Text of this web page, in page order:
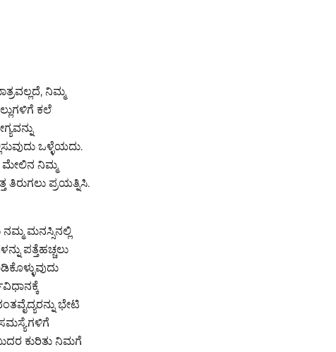
ನಿಮ್ಮ
ಕಲೆ
ಒಳ್ಳೆಯದು.
ಮೇಲಿನ ನಿಮ್ಮ
ಪ್ರಯತ್ನಿಸಿ.
ಮನಸ್ಸಿನಲ್ಲಿ
ಪತ್ತೆಹಚ್ಚಲು
ಭೇಟಿ
ಕುರಿತು ನಿಮಗೆ